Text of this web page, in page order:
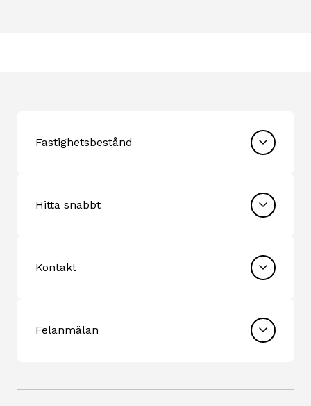
Fastighetsbestånd
Hitta snabbt
Kontakt
Felanmälan